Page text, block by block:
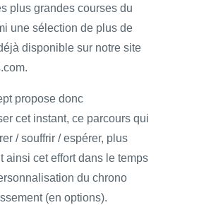
plus grandes courses du
une sélection de plus de
disponible sur notre site
propose donc
cet instant, ce parcours qui
/ souffrir / espérer, plus
ainsi cet effort dans le temps
du chrono
(en options).